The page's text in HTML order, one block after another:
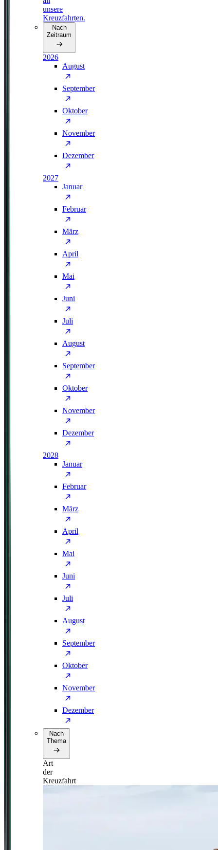
unsere
Kreuzfahrten.
Nach
Zeitraum
2026
August
September
Oktober
November
Dezember
2027
Januar
Februar
März
April
Mai
Juni
Juli
August
September
Oktober
November
Dezember
2028
Januar
Februar
März
April
Mai
Juni
Juli
August
September
Oktober
November
Dezember
Nach
Thema
Art
der
Kreuzfahrt